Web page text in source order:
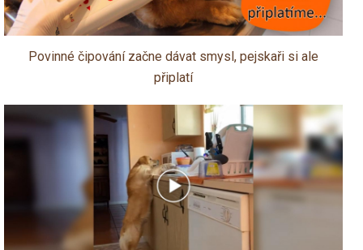
Povinné čipování začne dávat smysl, pejskaři si ale
připlatí